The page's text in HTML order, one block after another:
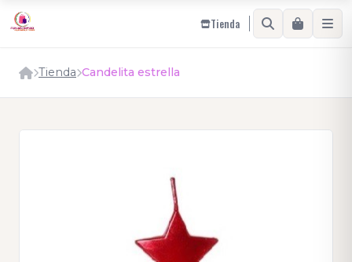
Tienda
Tienda Candelita estrella